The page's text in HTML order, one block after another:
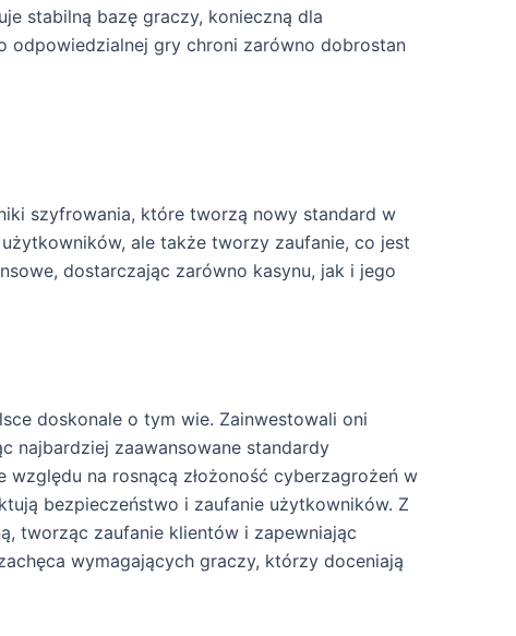
stabilną bazę graczy, konieczną dla
odpowiedzialnej gry chroni zarówno dobrostan
szyfrowania, które tworzą nowy standard w
ale także tworzy zaufanie, co jest
dostarczając zarówno kasynu, jak i jego
doskonale o tym wie. Zainwestowali oni
najbardziej zaawansowane standardy
na rosnącą złożoność cyberzagrożeń w
bezpieczeństwo i zaufanie użytkowników. Z
tworząc zaufanie klientów i zapewniając
wymagających graczy, którzy doceniają